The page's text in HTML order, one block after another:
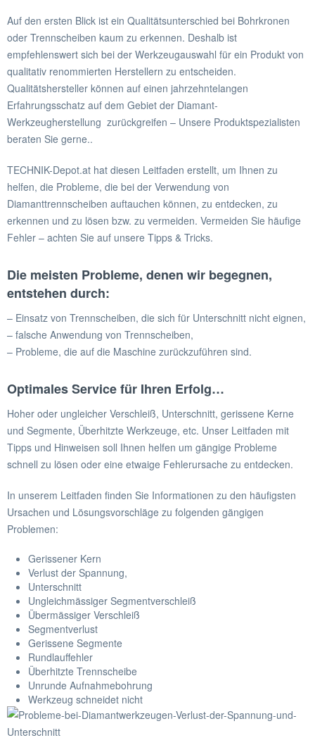
Auf den ersten Blick ist ein Qualitätsunterschied bei Bohrkronen
oder Trennscheiben kaum zu erkennen. Deshalb ist
empfehlenswert sich bei der Werkzeugauswahl für ein Produkt von
qualitativ renommierten Herstellern zu entscheiden.
Qualitätshersteller können auf einen jahrzehntelangen
Erfahrungsschatz auf dem Gebiet der Diamant-
Werkzeugherstellung zurückgreifen – Unsere Produktspezialisten
beraten Sie gerne..
TECHNIK-Depot.at hat diesen Leitfaden erstellt, um Ihnen zu
helfen, die Probleme, die bei der Verwendung von
Diamanttrennscheiben auftauchen können, zu entdecken, zu
erkennen und zu lösen bzw. zu vermeiden. Vermeiden Sie häufige
Fehler – achten Sie auf unsere Tipps & Tricks.
Die meisten Probleme, denen wir begegnen,
entstehen durch:
– Einsatz von Trennscheiben, die sich für Unterschnitt nicht eignen,
– falsche Anwendung von Trennscheiben,
– Probleme, die auf die Maschine zurückzuführen sind.
Optimales Service für Ihren Erfolg…
Hoher oder ungleicher Verschleiß, Unterschnitt, gerissene Kerne
und Segmente, Überhitzte Werkzeuge, etc. Unser Leitfaden mit
Tipps und Hinweisen soll Ihnen helfen um gängige Probleme
schnell zu lösen oder eine etwaige Fehlerursache zu entdecken.
In unserem Leitfaden finden Sie Informationen zu den häufigsten
Ursachen und Lösungsvorschläge zu folgenden gängigen
Problemen:
Gerissener Kern
Verlust der Spannung,
Unterschnitt
Ungleichmässiger Segmentverschleiß
Übermässiger Verschleiß
Segmentverlust
Gerissene Segmente
Rundlauffehler
Überhitzte Trennscheibe
Unrunde Aufnahmebohrung
Werkzeug schneidet nicht